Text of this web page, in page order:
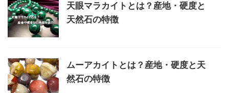
天眼マラカイトとは？産地・硬度と
天然石の特徴
ムーアカイトとは？産地・硬度と天
然石の特徴